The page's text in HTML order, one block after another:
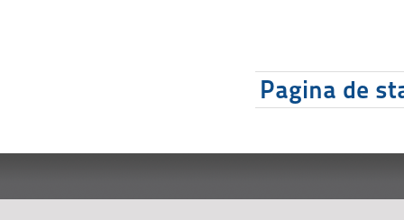
Pagina de